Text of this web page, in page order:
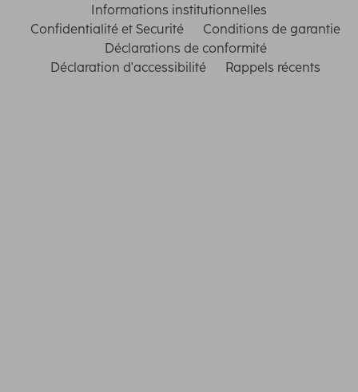
Informations institutionnelles
Confidentialité et Securité
Conditions de garantie
Déclarations de conformité
Déclaration d'accessibilité
Rappels récents